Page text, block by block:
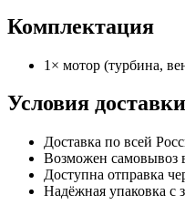
Комплектация
1× мотор (турбина,
Условия доставки
Доставка по всей
Возможен самовывоз
Доступна отправка
Надёжная упаковка с